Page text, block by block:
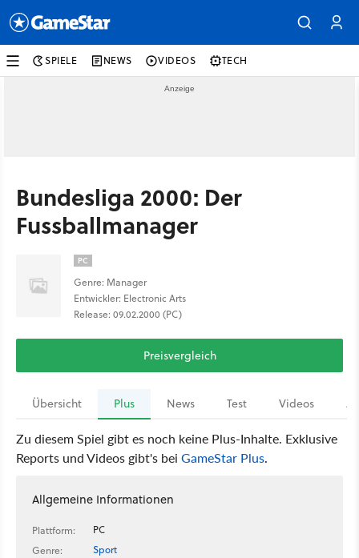
SPIELE NEWS VIDEOS TECH
Bundesliga 2000: Der
Fussballmanager
PC
Genre: Manager
Entwickler: Electronic Arts
Release: 09.02.2000 (PC)
Preisvergleich
Übersicht Plus News Test Videos
Zu diesem Spiel gibt es noch keine Plus-Inhalte. Exklusive
Reports und Videos gibt's bei GameStar Plus.
Allgemeine Informationen
Plattform:
PC
Genre:
Sport